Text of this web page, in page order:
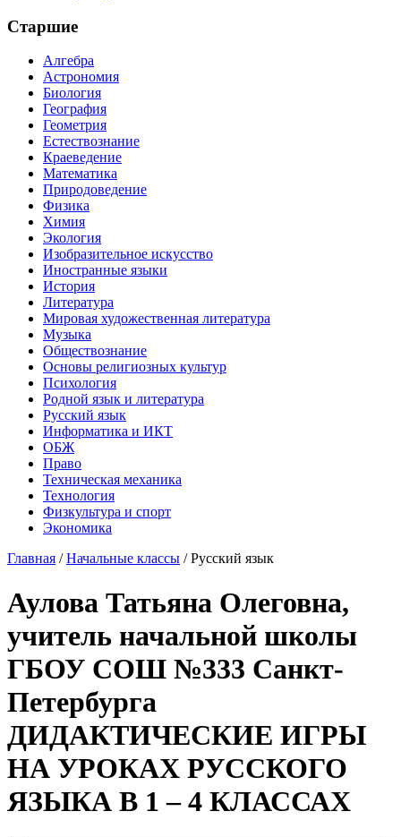
Старшие
Алгебра
Астрономия
Биология
География
Геометрия
Естествознание
Краеведение
Математика
Природоведение
Физика
Химия
Экология
Изобразительное искусство
Иностранные языки
История
Литература
Мировая художественная литература
Музыка
Обществознание
Основы религиозных культур
Психология
Родной язык и литература
Русский язык
Информатика и ИКТ
ОБЖ
Право
Техническая механика
Технология
Физкультура и спорт
Экономика
Главная /Начальные классы /Русский язык
Аулова Татьяна Олеговна,
учитель начальной школы
ГБОУ СОШ №333 Санкт-
Петербурга
ДИДАКТИЧЕСКИЕ ИГРЫ
НА УРОКАХ РУССКОГО
ЯЗЫКА В 1 – 4 КЛАССАХ